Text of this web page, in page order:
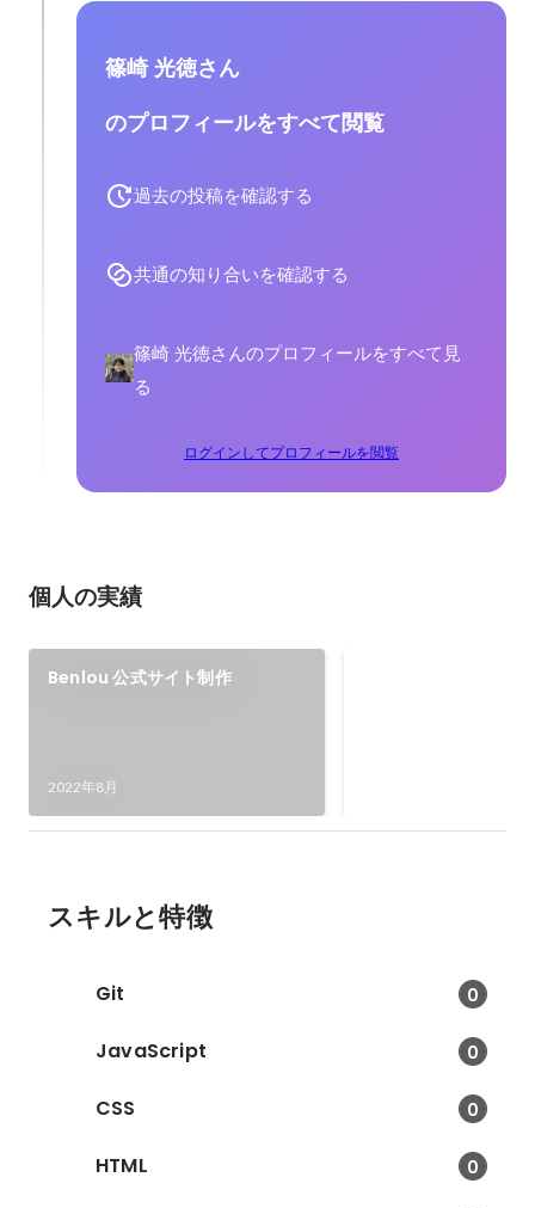
篠崎 光徳さん
のプロフィールをすべて閲覧
過去の投稿を確認する
共通の知り合いを確認する
篠崎 光徳さんのプロフィールをすべて見
る
ログインしてプロフィールを閲覧
個人の実績
Benlou 公式サイト制作
2022年8月
スキルと特徴
Git 0
JavaScript 0
CSS 0
HTML 0